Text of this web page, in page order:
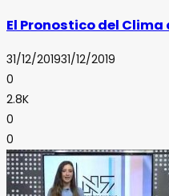
El Pronostico del Clima
31/12/201931/12/2019
0
2.8K
0
0